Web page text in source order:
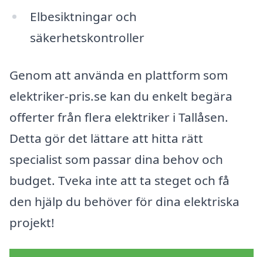
Elbesiktningar och
säkerhetskontroller
Genom att använda en plattform som
elektriker-pris.se kan du enkelt begära
offerter från flera elektriker i Tallåsen.
Detta gör det lättare att hitta rätt
specialist som passar dina behov och
budget. Tveka inte att ta steget och få
den hjälp du behöver för dina elektriska
projekt!